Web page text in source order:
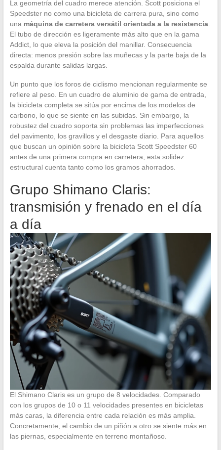
La geometría del cuadro merece atención. Scott posiciona el
Speedster no como una bicicleta de carrera pura, sino como
una máquina de carretera versátil orientada a la resistencia.
El tubo de dirección es ligeramente más alto que en la gama
Addict, lo que eleva la posición del manillar. Consecuencia
directa: menos presión sobre las muñecas y la parte baja de la
espalda durante salidas largas.
Un punto que los foros de ciclismo mencionan regularmente se
refiere al peso. En un cuadro de aluminio de gama de entrada,
la bicicleta completa se sitúa por encima de los modelos de
carbono, lo que se siente en las subidas. Sin embargo, la
robustez del cuadro soporta sin problemas las imperfecciones
del pavimento, los gravillos y el desgaste diario. Para aquellos
que buscan un opinión sobre la bicicleta Scott Speedster 60
antes de una primera compra en carretera, esta solidez
estructural cuenta tanto como los gramos ahorrados.
Grupo Shimano Claris:
transmisión y frenado en el día
a día
El Shimano Claris es un grupo de 8 velocidades. Comparado
con los grupos de 10 o 11 velocidades presentes en bicicletas
más caras, la diferencia entre cada relación es más amplia.
Concretamente, el cambio de un piñón a otro se siente más en
las piernas, especialmente en terreno montañoso.